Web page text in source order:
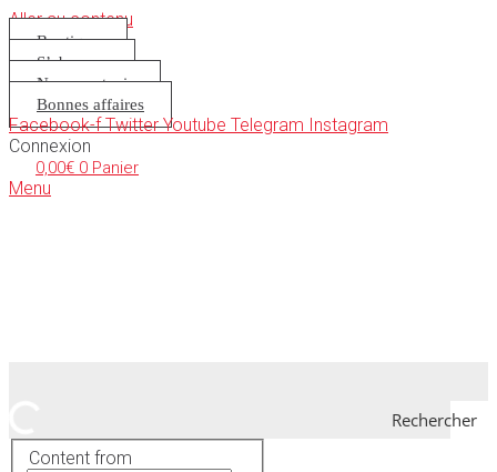
Aller au contenu
Boutique
S’abonner
Nous soutenir
Bonnes affaires
Facebook-f Twitter Youtube Telegram Instagram
Connexion
0,00€ 0 Panier
Menu
Rechercher
Content from